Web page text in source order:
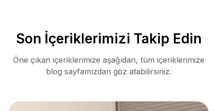
Son İçeriklerimizi Takip Edin
Öne çıkan içeriklerimize aşağıdan, tüm içeriklerimize
blog sayfamızdan göz atabilirsiniz.